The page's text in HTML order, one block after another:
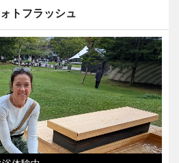
トフラッシュ